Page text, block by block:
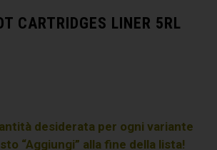
CARTRIDGES LINER 5RL
desiderata per ogni variante
“Aggiungi” alla fine della lista!